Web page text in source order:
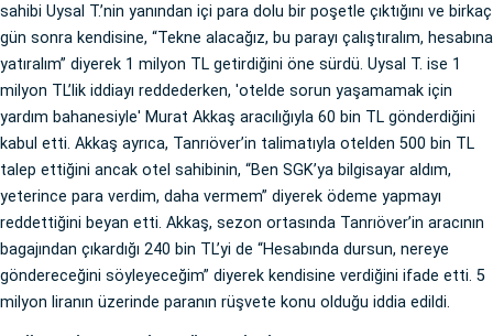
sahibi Uysal T.’nin yanından içi para dolu bir poşetle çıktığını ve birkaç
gün sonra kendisine, “Tekne alacağız, bu parayı çalıştıralım, hesabına
yatıralım” diyerek 1 milyon TL getirdiğini öne sürdü. Uysal T. ise 1
milyon TL’lik iddiayı reddederken, 'otelde sorun yaşamamak için
yardım bahanesiyle' Murat Akkaş aracılığıyla 60 bin TL gönderdiğini
kabul etti. Akkaş ayrıca, Tanrıöver’in talimatıyla otelden 500 bin TL
talep ettiğini ancak otel sahibinin, “Ben SGK’ya bilgisayar aldım,
yeterince para verdim, daha vermem” diyerek ödeme yapmayı
reddettiğini beyan etti. Akkaş, sezon ortasında Tanrıöver’in aracının
bagajından çıkardığı 240 bin TL’yi de “Hesabında dursun, nereye
göndereceğini söyleyeceğim” diyerek kendisine verdiğini ifade etti. 5
milyon liranın üzerinde paranın rüşvete konu olduğu iddia edildi.